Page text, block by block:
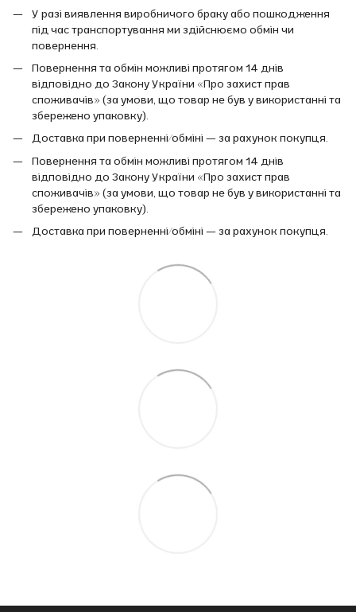
У разі виявлення виробничого браку або пошкодження
під час транспортування ми здійснюємо обмін чи
повернення.
Повернення та обмін можливі протягом 14 днів
відповідно до Закону України «Про захист прав
споживачів» (за умови, що товар не був у використанні та
збережено упаковку).
Доставка при поверненні/обміні — за рахунок покупця.
Повернення та обмін можливі протягом 14 днів
відповідно до Закону України «Про захист прав
споживачів» (за умови, що товар не був у використанні та
збережено упаковку).
Доставка при поверненні/обміні — за рахунок покупця.